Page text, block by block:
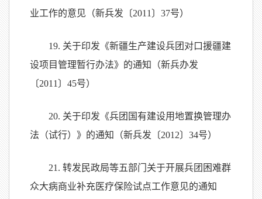
业工作的意见（新兵发〔2011〕37号）
19. 关于印发《新疆生产建设兵团对口援疆建
设项目管理暂行办法》的通知（新兵办发
〔2011〕45号）
20. 关于印发《兵团国有建设用地置换管理办
法（试行）》的通知（新兵发〔2012〕34号）
21. 转发民政局等五部门关于开展兵团困难群
众大病商业补充医疗保险试点工作意见的通知